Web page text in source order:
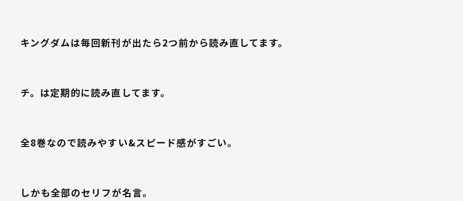
キングダムは毎回新刊が出たら2つ前から読み直してます。
チ。は定期的に読み直してます。
全8巻なので読みやすい&スピード感がすごい。
しかも全部のセリフが名言。